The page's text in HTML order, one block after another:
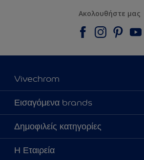
Ακολουθήστε μας
Vivechrom
Εύρεση Καταστήματος
Επικοινωνία
Τα νέα μας
Εισαγόμενα brands
Dulux Trade
Hammerite
Δημοφιλείς κατηγορίες
Το Χρώμα της Χρονιάς 2020
Η Εταιρεία